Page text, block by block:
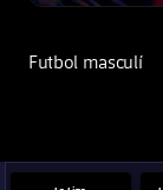
Futbol masculí